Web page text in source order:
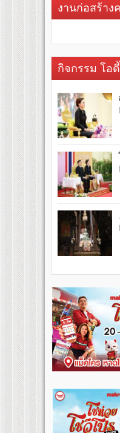
งานก่อสร้าง
กิจกรรม โอ